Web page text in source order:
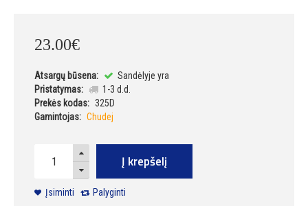
23.00€
Atsargų būsena:
Sandėlyje yra
Pristatymas:
1-3 d.d.
Prekės kodas: 325D
Gamintojas: Chudej
Į krepšelį
Įsiminti Palyginti